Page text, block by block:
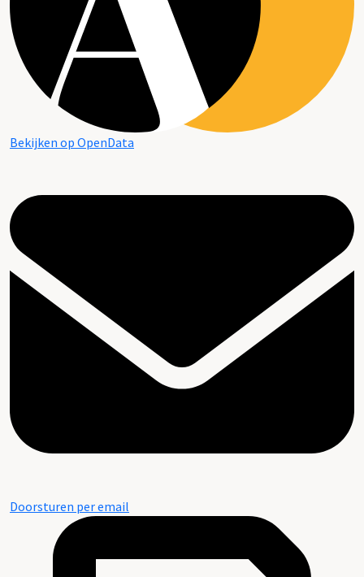
Bekijken op OpenData
Doorsturen per email